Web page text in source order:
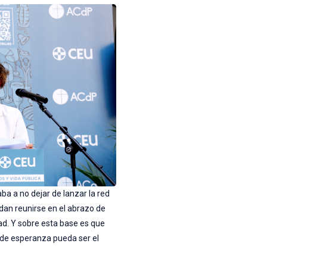
a no dejar de lanzar la red
reunirse en el abrazo de
Y sobre esta base es que
esperanza pueda ser el